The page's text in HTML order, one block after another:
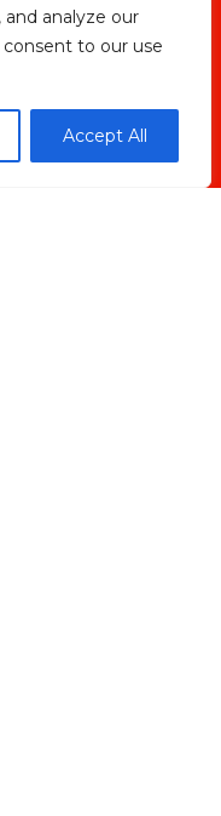
analyze our
to our use
Accept All